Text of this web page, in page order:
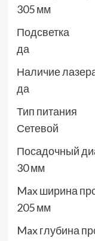
305 мм
Подсветка
да
Наличие
да
Тип питания
Сетевой
Посадочный
30 мм
Max ширина
205 мм
Max глубина